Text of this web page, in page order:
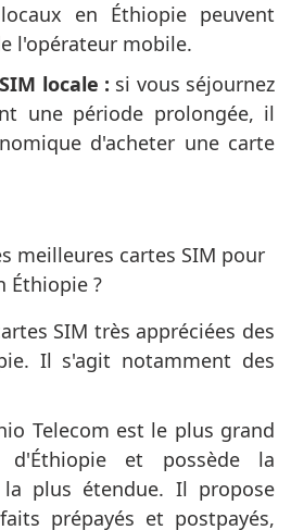
en Éthiopie peuvent
l'opérateur mobile.
locale : si vous séjournez
une période prolongée, il
d'acheter une carte
meilleures cartes SIM pour
Éthiopie ?
SIM très appréciées des
Il s'agit notamment des
Telecom est le plus grand
d'Éthiopie et possède la
la plus étendue. Il propose
prépayés et postpayés,